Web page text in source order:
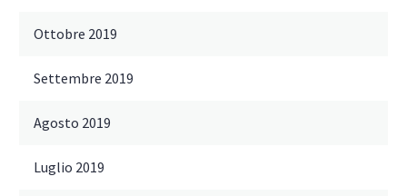
Ottobre 2019
Settembre 2019
Agosto 2019
Luglio 2019